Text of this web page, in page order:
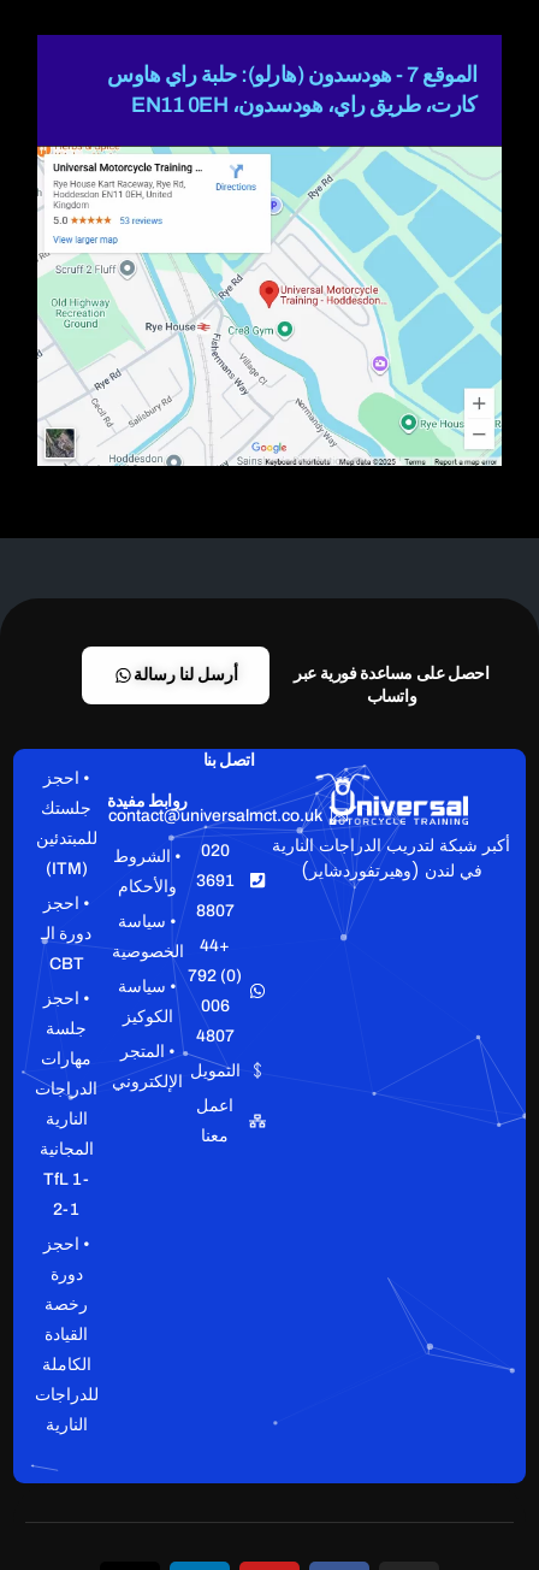
الموقع 7 - هودسدون (هارلو): حلبة راي هاوس
كارت، طريق راي، هودسدون، EN11 0EH
احصل على مساعدة فورية عبر
واتساب
أرسل لنا رسالة
أكبر شبكة لتدريب الدراجات النارية
في لندن (وهيرتفوردشاير)
اتصل بنا
contact@universalmct.co.uk
020
3691
8807
+44
(0) 792
006
4807
التمويل
اعمل
معنا
روابط مفيدة
• الشروط
والأحكام
• سياسة
الخصوصية
• سياسة
الكوكيز
• المتجر
الإلكتروني
• احجز
جلستك
للمبتدئين
(ITM)
• احجز
دورة الـ
CBT
• احجز
جلسة
مهارات
الدراجات
النارية
المجانية
TfL 1-
2-1
• احجز
دورة
رخصة
القيادة
الكاملة
للدراجات
النارية